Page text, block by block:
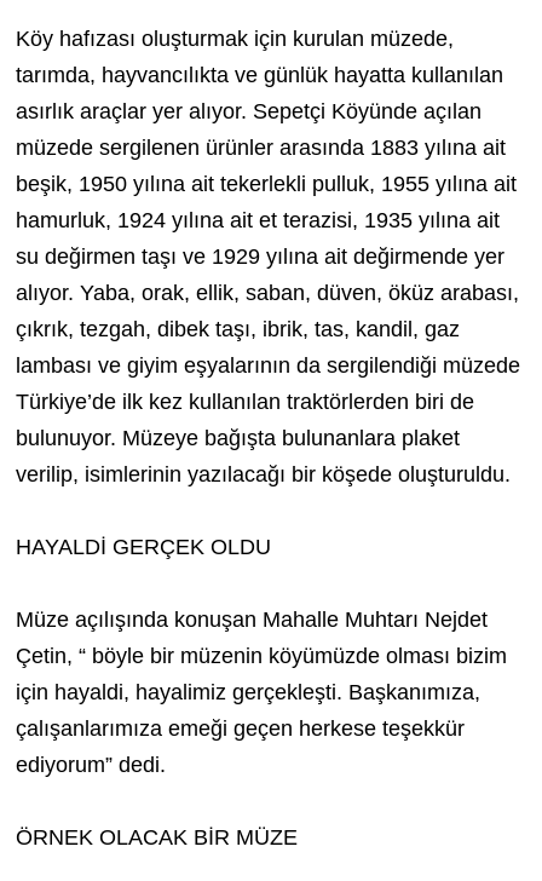
Köy hafızası oluşturmak için kurulan müzede,
tarımda, hayvancılıkta ve günlük hayatta kullanılan
asırlık araçlar yer alıyor. Sepetçi Köyünde açılan
müzede sergilenen ürünler arasında 1883 yılına ait
beşik, 1950 yılına ait tekerlekli pulluk, 1955 yılına ait
hamurluk, 1924 yılına ait et terazisi, 1935 yılına ait
su değirmen taşı ve 1929 yılına ait değirmende yer
alıyor. Yaba, orak, ellik, saban, düven, öküz arabası,
çıkrık, tezgah, dibek taşı, ibrik, tas, kandil, gaz
lambası ve giyim eşyalarının da sergilendiği müzede
Türkiye’de ilk kez kullanılan traktörlerden biri de
bulunuyor. Müzeye bağışta bulunanlara plaket
verilip, isimlerinin yazılacağı bir köşede oluşturuldu.
HAYALDİ GERÇEK OLDU
Müze açılışında konuşan Mahalle Muhtarı Nejdet
Çetin, “ böyle bir müzenin köyümüzde olması bizim
için hayaldi, hayalimiz gerçekleşti. Başkanımıza,
çalışanlarımıza emeği geçen herkese teşekkür
ediyorum” dedi.
ÖRNEK OLACAK BİR MÜZE